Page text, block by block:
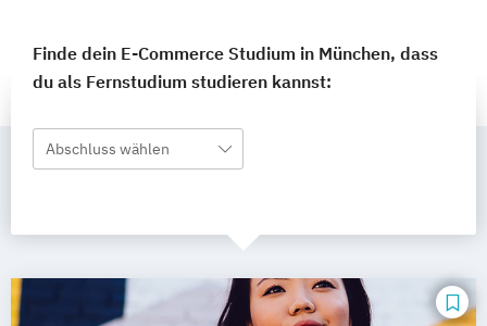
Finde dein E-Commerce Studium in München, dass
du als Fernstudium studieren kannst:
Abschluss wählen